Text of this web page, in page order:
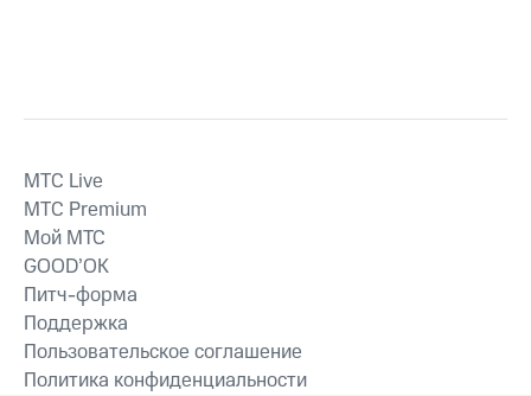
MTС Live
MTС Premium
Мой МТС
GOOD’OK
Питч-форма
Поддержка
Пользовательское соглашение
Политика конфиденциальности